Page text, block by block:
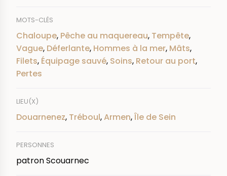
MOTS-CLÉS
Chaloupe, Pêche au maquereau, Tempête,
Vague, Déferlante, Hommes à la mer, Mâts,
Filets, Équipage sauvé, Soins, Retour au port,
Pertes
LIEU(X)
Douarnenez, Tréboul,Armen,Île de Sein
PERSONNES
patron Scouarnec